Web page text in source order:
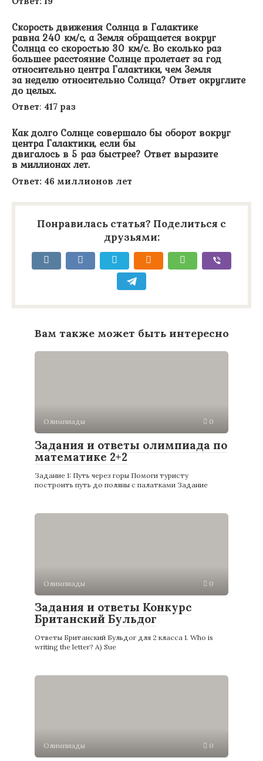
Скорость движения Солнца в Галактике
равна 240 км/с, а Земля обращается вокруг
Солнца со скоростью 30 км/с. Во сколько раз
большее расстояние Солнце пролетает за год
относительно центра Галактики, чем Земля
за неделю относительно Солнца? Ответ округлите
до целых.
Ответ: 417 раз
Как долго Солнце совершало бы оборот вокруг
центра Галактики, если бы
двигалось в 5 раз быстрее? Ответ выразите
в миллионах лет.
Ответ: 46 миллионов лет
Понравилась статья? Поделиться с
друзьями:
Вам также может быть интересно
Олимпиады 0
Задания и ответы олимпиада по
математике 2+2
Задание 1: Путь через горы Помоги туристу
построить путь до поляны с палатками Задание
Олимпиады 0
Задания и ответы Конкурс
Британский Бульдог
Ответы Британский Бульдог для 2 класса 1. Who is
writing the letter? A) Sue
Олимпиады 0